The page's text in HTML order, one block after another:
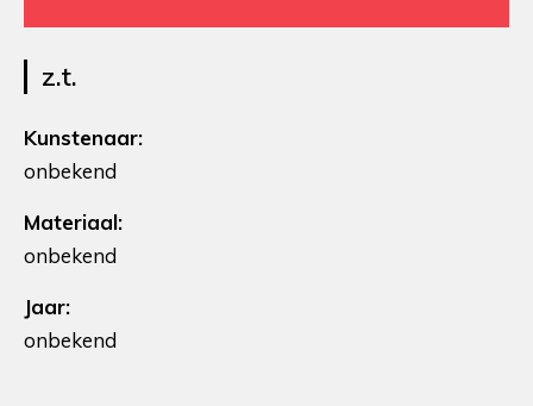
z.t.
Kunstenaar:
onbekend
Materiaal:
onbekend
Jaar:
onbekend